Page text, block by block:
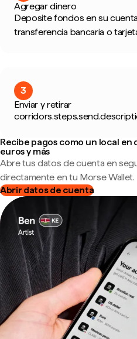
Agregar dinero
Deposite fondos en su
transferencia bancaria o
3
Enviar y retirar
Recibe pagos como un local en
euros y más
Abre tus datos de cuenta en
directamente en tu Morse Wallet.
Abrir datos de cuenta